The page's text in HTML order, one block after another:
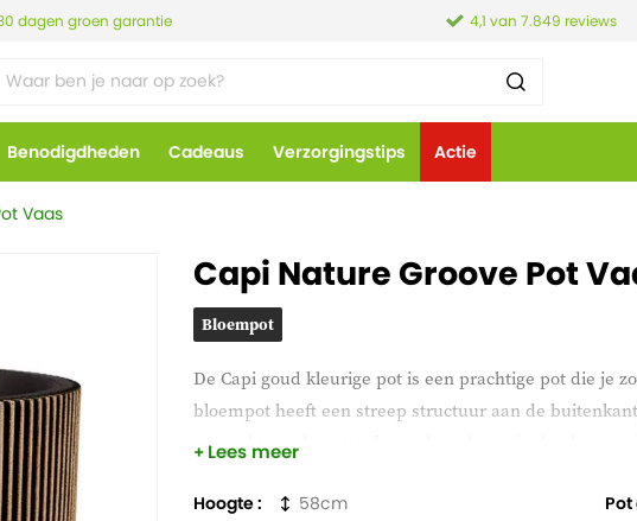
dagen groen garantie 4,1 van 7.849 reviews
Benodigdheden Cadeaus Verzorgingstips Actie
Vaas
Capi Nature Groove Pot
Bloempot
De Capi goud kleurige pot is een prachtige pot die je
bloempot heeft een streep structuur aan de
gemaakt van kunststof waardoor deze niet heel zwaar
Lees meer
Hoogte 58